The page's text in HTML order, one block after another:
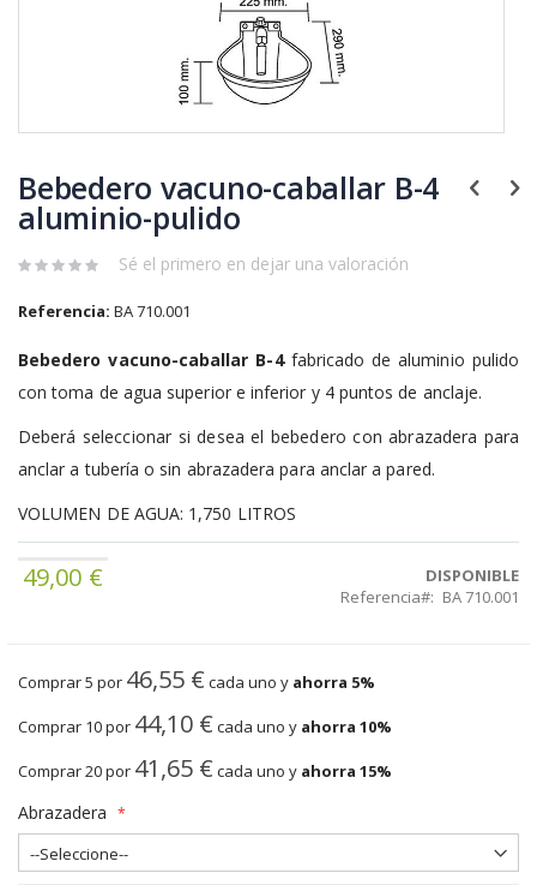
comienzo
de
la
de
Bebedero vacuno-caballar B-4
aluminio-pulido
Sé el primero en dejar una valoración
Referencia: BA 710.001
Bebedero vacuno-caballar B-4 fabricado de aluminio pulido
con toma de agua superior e inferior y 4 puntos de anclaje.
Deberá seleccionar si desea el bebedero con abrazadera para
anclar a tubería o sin abrazadera para anclar a pared.
VOLUMEN DE AGUA: 1,750 LITROS
49,00 €
DISPONIBLE
Referencia
BA 710.001
Comprar 5 por 46,55 € cada uno y ahorra 5%
Comprar 10 por 44,10 € cada uno y ahorra 10%
Comprar 20 por 41,65 € cada uno y ahorra 15%
Abrazadera